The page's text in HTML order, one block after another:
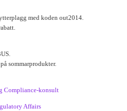
med koden out2014.
sommarprodukter.
Compliance-konsult
Affairs